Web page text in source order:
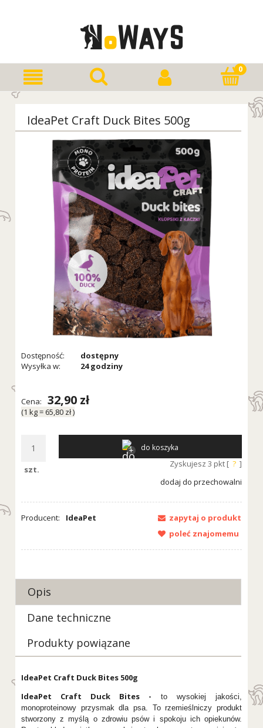
IdeaPet Craft Duck Bites 500g
Dostępność:
dostępny
Wysyłka w:
24 godziny
Cena: 32,90 zł
(1 kg= 65,80 zł)
szt.
do koszyka
Zyskujesz 3 pkt [ ? ]
dodaj do przechowalni
Producent: IdeaPet
zapytaj o produkt
poleć znajomemu
Opis
Dane techniczne
Produkty powiązane
IdeaPet Craft Duck Bites 500g
IdeaPet Craft Duck Bites - to wysokiej jakości,
monoproteinowy przysmak dla psa. To rzemieślniczy produkt
stworzony z myślą o zdrowiu psów i spokoju ich opiekunów.